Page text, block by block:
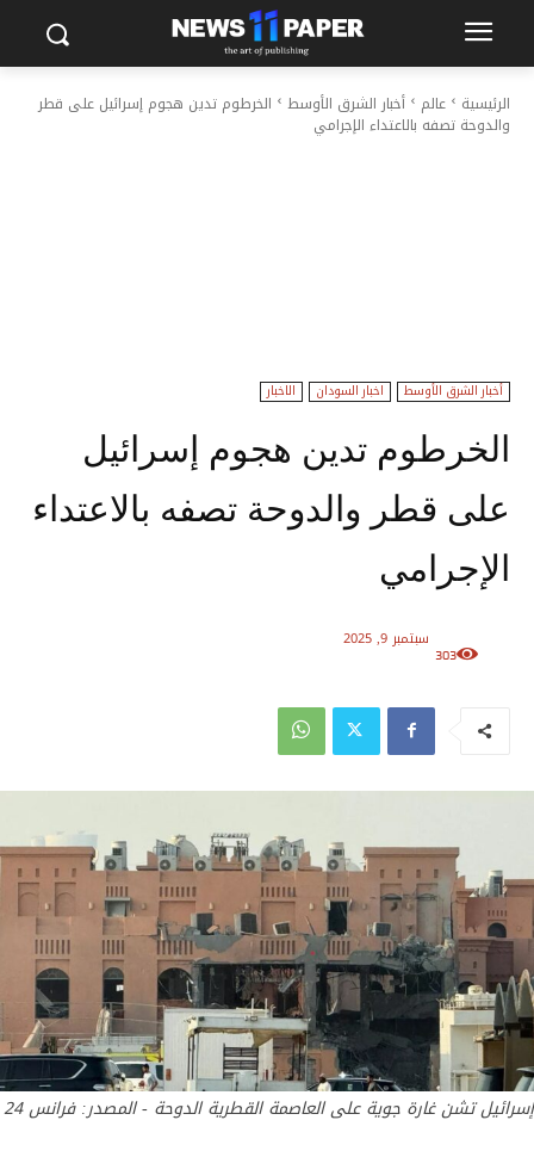
الرئيسية عالم أخبار الشرق الأوسط
الخرطوم تدين هجوم إسرائيل على قطر
والدوحة تصفه بالاعتداء الإجرامي
أخبار الشرق الأوسط اخبار السودان الاخبار
الخرطوم تدين هجوم إسرائيل
على قطر والدوحة تصفه بالاعتداء
الإجرامي
سبتمبر 9, 2025
303
إسرائيل تشن غارة جوية على العاصمة القطرية الدوحة - المصدر: فرانس 24